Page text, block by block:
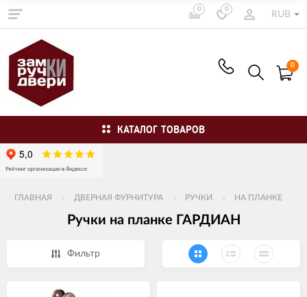
0 0
RUB
0
КАТАЛОГ ТОВАРОВ
ГЛАВНАЯ ДВЕРНАЯ ФУРНИТУРА РУЧКИ НА ПЛАНКЕ
Ручки на планке ГАРДИАН
Фильтр